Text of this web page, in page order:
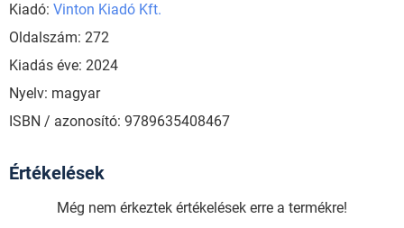
Kiadó: Vinton Kiadó Kft.
Oldalszám: 272
Kiadás éve: 2024
Nyelv: magyar
ISBN / azonosító: 9789635408467
Értékelések
Még nem érkeztek értékelések erre a termékre!